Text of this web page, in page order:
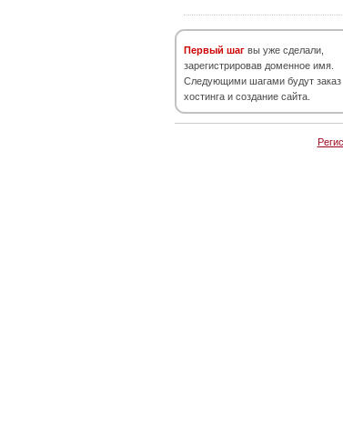
Первый шаг вы уже сделали,
зарегистрировав доменное имя.
Следующими шагами будут заказ
хостинга и создание сайта.